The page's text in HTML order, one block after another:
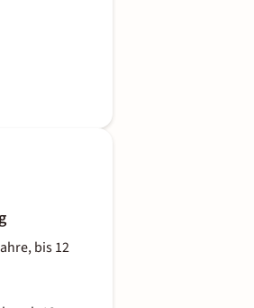
bis 12